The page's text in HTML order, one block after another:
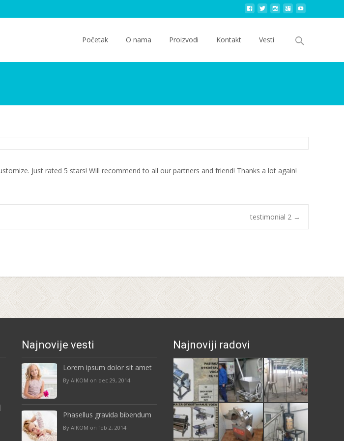
Početak O nama Proizvodi Kontakt Vesti
Search
Just rated 5 stars! Will recommend to all our partners and friend! Thanks a lot again!
testimonial 2 →
Najnovije vesti
Lorem ipsum dolor sit amet
By AIKOM on dec 29, 2014
Phasellus gravida bibendum
By AIKOM on feb 2, 2014
Najnoviji radovi